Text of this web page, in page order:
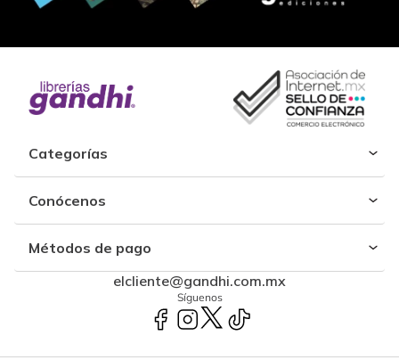
Categorías
Conócenos
Métodos de pago
elcliente@gandhi.com.mx
Síguenos